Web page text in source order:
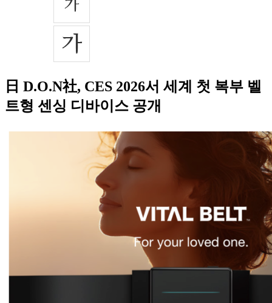
日 D.O.N社, CES 2026서 세계 첫 복부 벨
트형 센싱 디바이스 공개